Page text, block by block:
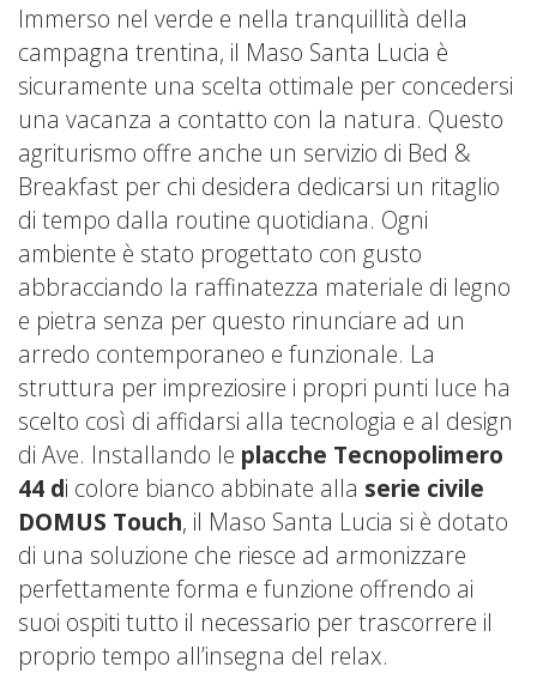
Immerso nel verde e nella tranquillità della
campagna trentina, il Maso Santa Lucia è
sicuramente una scelta ottimale per concedersi
una vacanza a contatto con la natura. Questo
agriturismo offre anche un servizio di Bed &
Breakfast per chi desidera dedicarsi un ritaglio
di tempo dalla routine quotidiana. Ogni
ambiente è stato progettato con gusto
abbracciando la raffinatezza materiale di legno
e pietra senza per questo rinunciare ad un
arredo contemporaneo e funzionale. La
struttura per impreziosire i propri punti luce ha
scelto così di affidarsi alla tecnologia e al design
di Ave. Installando le placche Tecnopolimero
44 di colore bianco abbinate alla serie civile
DOMUS Touch, il Maso Santa Lucia si è dotato
di una soluzione che riesce ad armonizzare
perfettamente forma e funzione offrendo ai
suoi ospiti tutto il necessario per trascorrere il
proprio tempo all’insegna del relax.